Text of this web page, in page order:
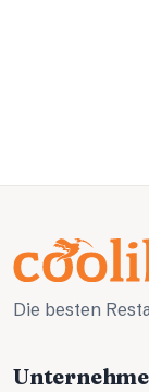
Die besten